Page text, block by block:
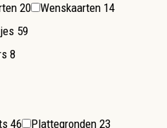
20 Wenskaarten 14
59
8
46 Plattegronden 23